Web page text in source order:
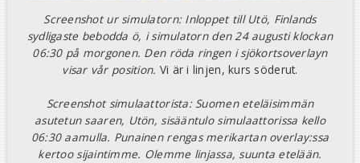
Screenshot ur simulatorn: Inloppet till Utö, Finlands
sydligaste bebodda ö, i simulatorn den 24 augusti klockan
06:30 på morgonen. Den röda ringen i sjökortsoverlayn
visar vår position. Vi är i linjen, kurs söderut.
Screenshot simulaattorista: Suomen eteläisimmän
asutetun saaren, Utön, sisääntulo simulaattorissa kello
06:30 aamulla. Punainen rengas merikartan overlay:ssa
kertoo sijaintimme. Olemme linjassa, suunta etelään.